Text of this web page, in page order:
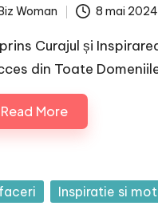
Woman 8 mai 2024
Curajul și
din Toate
Read More
Inspiratie si